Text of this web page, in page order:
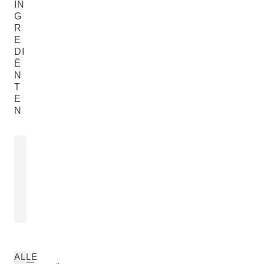
IN
G
R
E
DI
Ë
N
T
E
N
ALLE